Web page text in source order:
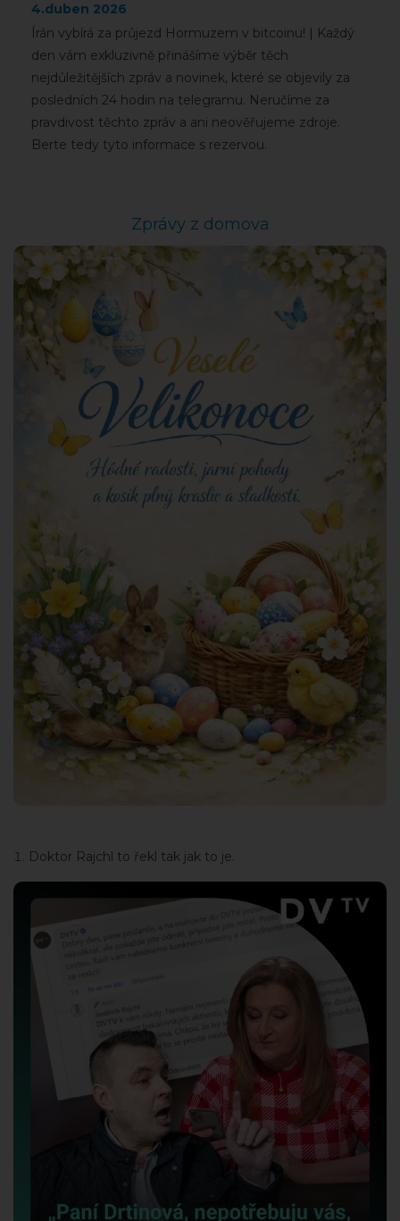
4.duben 2026
Írán vybírá za průjezd Hormuzem v bitcoinu! | Každý
den vám exkluzivně přinášíme výběr těch
nejdůležitějších zpráv a novinek, které se objevily za
posledních 24 hodin na telegramu. Neručíme za
pravdivost těchto zpráv a ani neověřujeme zdroje.
Berte tedy tyto informace s rezervou.
Zprávy z domova
Doktor Rajchl to řekl tak jak to je.